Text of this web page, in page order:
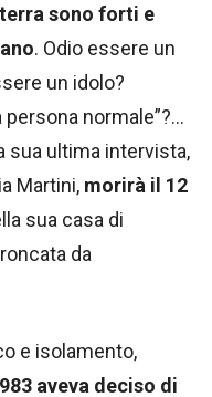
sono forti e
. Odio essere un
un idolo?
normale”?…
sua ultima intervista,
Martini, morirà il 12
sua casa di
da
e isolamento,
aveva deciso di